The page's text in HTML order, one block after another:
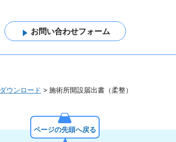
ウンロード > 施術所開設届出書（柔整）
ページの先頭へ戻る